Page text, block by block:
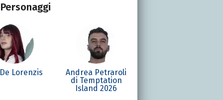
Personaggi
Lorenzis
Andrea Petraroli
di Temptation
Island 2026